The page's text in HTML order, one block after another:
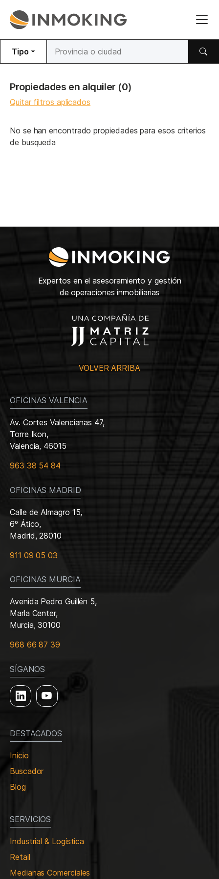
Tipo
Propiedades en alquiler (0)
Quitar filtros aplicados
No se han encontrado propiedades para esos criterios
de busqueda
Expertos en el asesoramiento y gestión
de operaciones inmobiliarias
VOLVER ARRIBA
OFICINAS VALENCIA
Av. Cortes Valencianas 47,
Torre Ikon,
Valencia, 46015
963 38 54 84
OFICINAS MADRID
Calle de Almagro 15,
6º Ático,
Madrid, 28010
911 09 05 03
OFICINAS MURCIA
Avenida Pedro Guillén 5,
Marla Center,
Murcia, 30100
968 66 87 39
SÍGANOS
DESTACADOS
Inicio
Buscador
Blog
SERVICIOS
Industrial & Logística
Retail
Medianas Comerciales